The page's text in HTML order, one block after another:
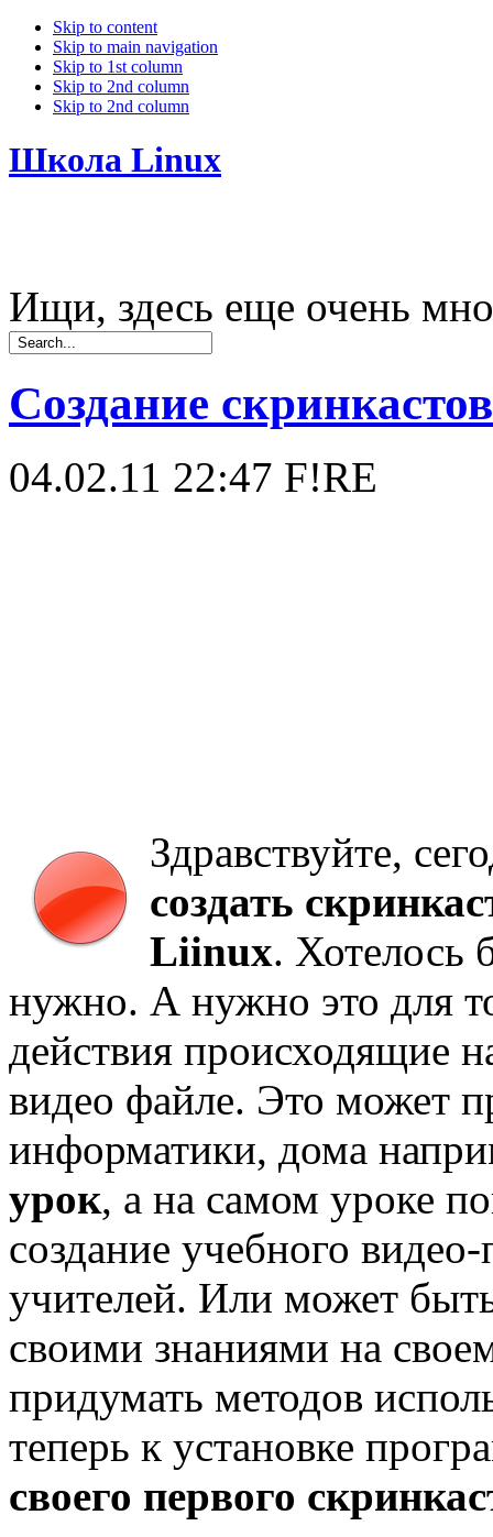
Skip to content
Skip to main navigation
Skip to 1st column
Skip to 2nd column
Skip to 2nd column
Школа Linux
Ищи, здесь еще очень
Создание
04.02.11 22:47 F!RE
Здравствуйте,
создать
Liinux. Хотелось
нужно. А нужно это для
действия происходящие
видео файле. Это может
информатики, дома
урок, а на самом уроке
создание учебного
учителей. Или может
своими знаниями на
придумать методов
теперь к установке
своего первого